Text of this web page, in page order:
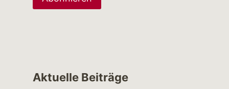
Aktuelle Beiträge